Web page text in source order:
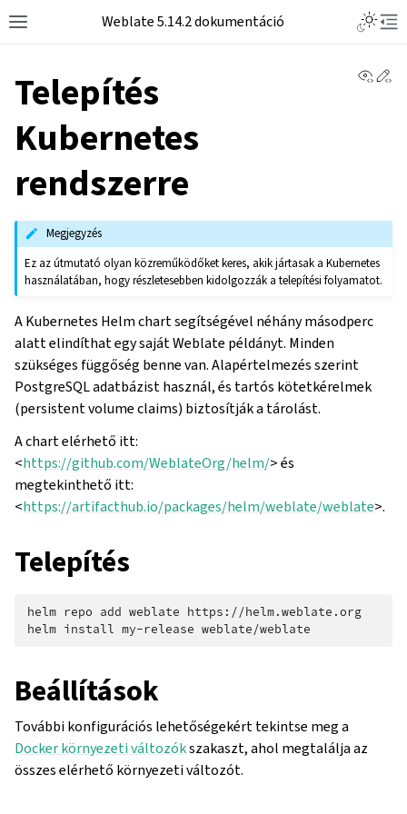
Weblate 5.14.2 dokumentáció
Telepítés
Kubernetes
rendszerre
Megjegyzés
Ez az útmutató olyan közreműködőket keres, akik jártasak a Kubernetes
használatában, hogy részletesebben kidolgozzák a telepítési folyamatot.
A Kubernetes Helm chart segítségével néhány másodperc
alatt elindíthat egy saját Weblate példányt. Minden
szükséges függőség benne van. Alapértelmezés szerint
PostgreSQL adatbázist használ, és tartós kötetkérelmek
(persistent volume claims) biztosítják a tárolást.
A chart elérhető itt:
<https://github.com/WeblateOrg/helm/> és
megtekinthető itt:
<https://artifacthub.io/packages/helm/weblate/weblate>.
Telepítés
helm repo add weblate https://helm.weblate.org
helm install my-release
Beállítások
További konfigurációs lehetőségekért tekintse meg a
Docker környezeti változókszakaszt, ahol megtalálja az
összes elérhető környezeti változót.